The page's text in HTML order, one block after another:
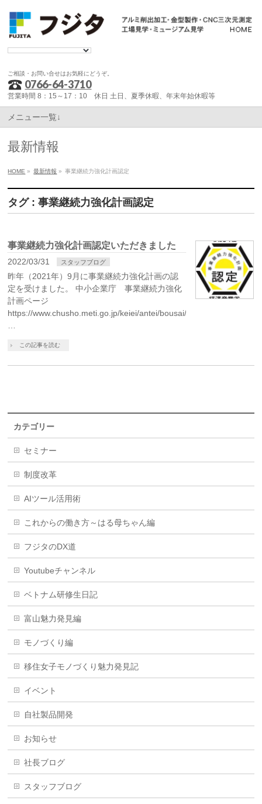
ご相談・お問い合せはお気軽にどうぞ。
0766-64-3710
営業時間 8：15～17：10 休日 土日、夏季休暇、年末年始休暇等
メニュー一覧↓
最新情報
HOME » 最新情報 » 事業継続力強化計画認定
タグ : 事業継続力強化計画認定
事業継続力強化計画認定いただきました
2022/03/31 スタッフブログ
昨年（2021年）9月に事業継続力強化計画の認
定を受けました。 中小企業庁 事業継続力強化
計画ページ
https://www.chusho.meti.go.jp/keiei/antei/bousai/keizokuryo
この記事を読む
カテゴリー
セミナー
制度改革
AIツール活用術
これからの働き方～はる母ちゃん編
フジタのDX道
Youtubeチャンネル
ベトナム研修生日記
富山魅力発見編
モノづくり編
移住女子モノづくり魅力発見記
イベント
自社製品開発
お知らせ
社長ブログ
スタッフブログ